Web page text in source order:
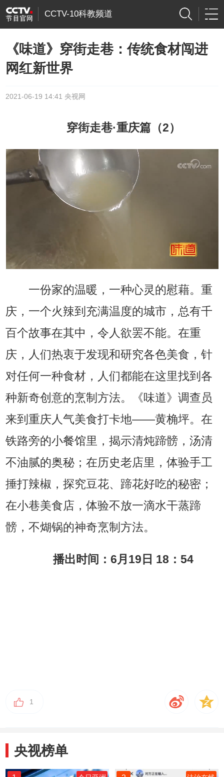
CCTV-10科教频道
《味道》穿街走巷：传统食材闯进
网红新世界
2021-06-19 14:41 央视网
穿街走巷·重庆篇（2）
一份家的温暖，一种心灵的慰藉。重
庆，一个火辣到充满温度的城市，总有千
百个故事在其中，令人欲罢不能。在重
庆，人们热衷于发现和研究各色美食，针
对任何一种食材，人们都能在这里找到各
种新奇创意的烹制方法。《味道》调查员
来到重庆人气美食打卡地——黄桷坪。在
铁路旁的小餐馆里，揭示清炖蹄髈，汤清
不油腻的奥秘；在历史老店里，体验手工
捶打辣椒，探究豆花、蹄花好吃的秘密；
在小巷美食店，体验不放一滴水干蒸蹄
髈，不煳锅的神奇烹制方法。
播出时间：6月19日 18：54
1
央视榜单